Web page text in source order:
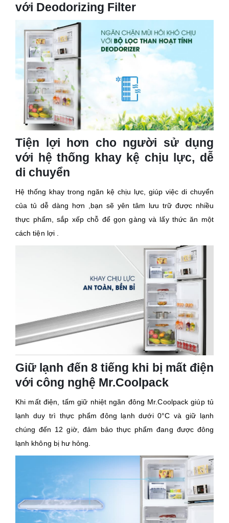
với Deodorizing Filter
Tiện lợi hơn cho người sử dụng
với hệ thống khay kệ chịu lực, dễ
di chuyển
Hệ thống khay trong ngăn kệ chịu lực, giúp việc di chuyển
của tủ dễ dàng hơn ,bạn sẽ yên tâm lưu trữ được nhiều
thực phẩm, sắp xếp chỗ để gọn gàng và lấy thức ăn một
cách tiện lợi .
Giữ lạnh đến 8 tiếng khi bị mất điện
với công nghệ Mr.Coolpack
Khi mất điện, tấm giữ nhiệt ngăn đông Mr.Coolpack giúp tủ
lạnh duy trì thực phẩm đông lạnh dưới 0°C và giữ lạnh
chúng đến 12 giờ, đảm bảo thực phẩm đang được đông
lạnh không bị hư hỏng.